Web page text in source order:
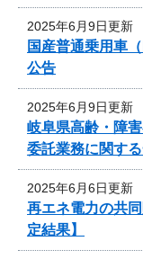
2025年6月9日更新
国産普通乗用車
公告
2025年6月9日更新
岐阜県高齢・障
委託業務に関す
2025年6月6日更新
再エネ電力の共
定結果】